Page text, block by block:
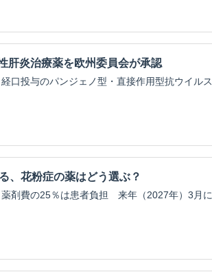
肝炎治療薬を欧州委員会が承認
口投与のパンジェノ型・直接作用型抗ウイルス
、花粉症の薬はどう選ぶ？
薬剤費の25％は患者負担 来年（2027年）3月に